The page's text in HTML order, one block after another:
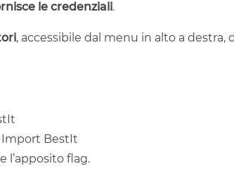
le credenziali.
, accessibile dal menu in alto a
Import BestIt
l’apposito flag.